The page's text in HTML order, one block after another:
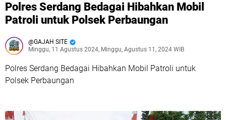
Polres Serdang Bedagai Hibahkan Mobil
Patroli untuk Polsek Perbaungan
GAJAH SITE
Minggu, 11 Agustus 2024, Minggu, Agustus 11, 2024 WIB
Polres Serdang Bedagai Hibahkan Mobil Patroli untuk
Polsek Perbaungan